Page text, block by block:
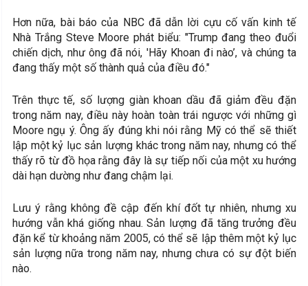
Hơn nữa, bài báo của NBC đã dẫn lời cựu cố vấn kinh tế
Nhà Trắng Steve Moore phát biểu: "Trump đang theo đuổi
chiến dịch, như ông đã nói, 'Hãy Khoan đi nào’, và chúng ta
đang thấy một số thành quả của điều đó."
Trên thực tế, số lượng giàn khoan dầu đã giảm đều đặn
trong năm nay, điều này hoàn toàn trái ngược với những gì
Moore ngụ ý. Ông ấy đúng khi nói rằng Mỹ có thể sẽ thiết
lập một kỷ lục sản lượng khác trong năm nay, nhưng có thể
thấy rõ từ đồ họa rằng đây là sự tiếp nối của một xu hướng
dài hạn dường như đang chậm lại.
Lưu ý rằng không đề cập đến khí đốt tự nhiên, nhưng xu
hướng vẫn khá giống nhau. Sản lượng đã tăng trưởng đều
đặn kể từ khoảng năm 2005, có thể sẽ lập thêm một kỷ lục
sản lượng nữa trong năm nay, nhưng chưa có sự đột biến
nào.